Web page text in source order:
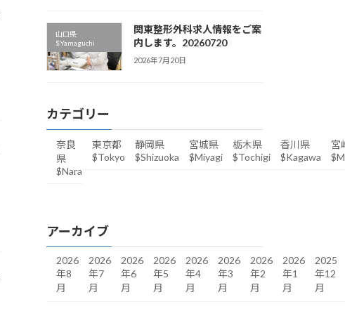
山口県
$Yamaguchi
関東整形外科求人情報をご案
内します。20260720
2026年7月20日
カテゴリー
奈良
県
$Nara
東京都
$Tokyo
静岡県
$Shizuoka
宮城県
$Miyagi
栃木県
$Tochigi
香川県
$Kagawa
宮
アーカイブ
2026
年8
月
2026
年7
月
2026
年6
月
2026
年5
月
2026
年4
月
2026
年3
月
2026
年2
月
2026
年1
月
2025
年12
月